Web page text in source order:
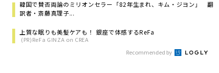
韓国で賛否両論のミリオンセラー「82年生まれ、キム・ジヨン」 翻
訳者・斎藤真理子...
上質な眠りも美髪ケアも！ 銀座で体感するReFa
(PR)ReFa GINZA on CREA
Recommended by